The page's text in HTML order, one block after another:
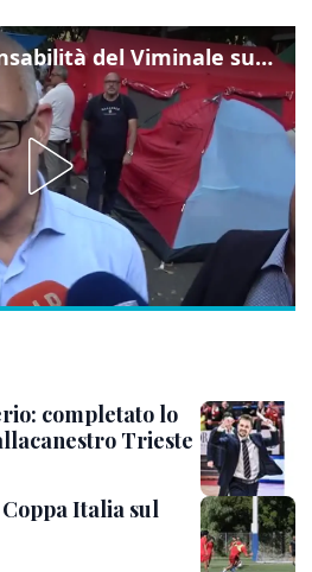
Gualtieri: "Responsabilità del Viminale su Spin Time? La posizione dei partiti è nota"
completato lo
Trieste
Italia sul